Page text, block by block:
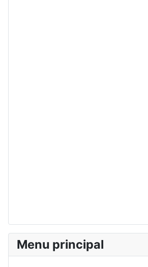
Menu principal